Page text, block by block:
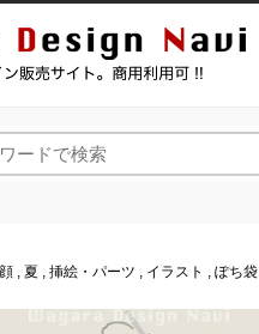
, 夏 , 挿絵・パーツ , イラスト , ぽち袋